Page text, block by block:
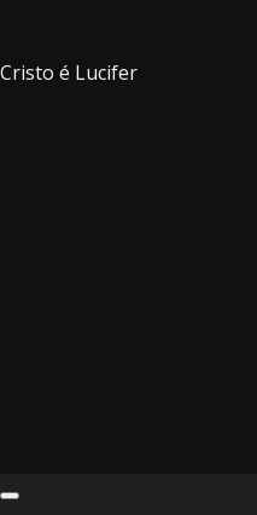
Cristo é Lucifer
Primary